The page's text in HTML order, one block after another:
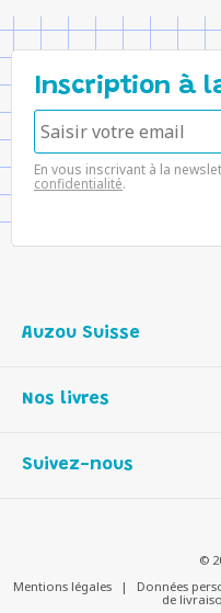
Inscription à
En vous inscrivant à la
confidentialité.
Auzou Suisse
Notre histoire
Contactez-nous
Nos livres
Livres enfants
Suivez-nous
©
Mentions légales
| Données
de